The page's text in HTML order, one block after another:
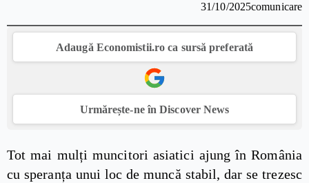
31/10/2025comunicare
Adaugă Economistii.ro ca sursă preferată
Urmărește-ne în Discover News
Tot mai mulți muncitori asiatici ajung în România
cu speranța unui loc de muncă stabil, dar se trezesc